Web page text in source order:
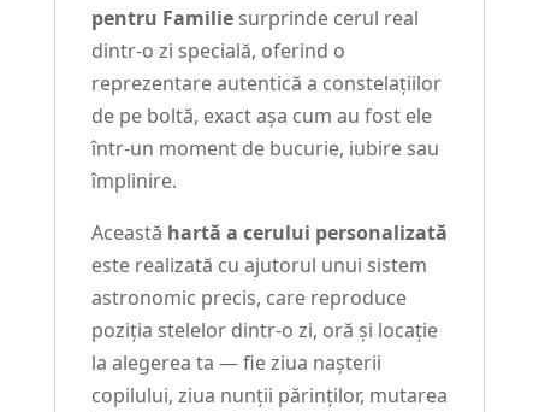
pentru Familiesurprinde cerul real
dintr-o zi specială, oferind o
reprezentare autentică a constelațiilor
de pe boltă, exact așa cum au fost ele
într-un moment de bucurie, iubire sau
împlinire.
Această hartă a cerului personalizată
este realizată cu ajutorul unui sistem
astronomic precis, care reproduce
poziția stelelor dintr-o zi, oră și locație
la alegerea ta — fie ziua nașterii
copilului, ziua nunții părinților, mutarea